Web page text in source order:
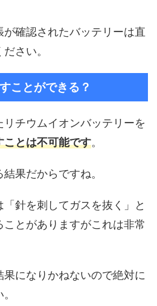
確認されたバッテリーは直
さい。
ことができる？
チウムイオンバッテリーを
ことは不可能です。
果だからですね。
針を刺してガスを抜く」と
とがありますがこれは非常
になりかねないので絶対に